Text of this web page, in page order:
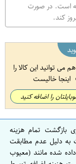
است. در صورت
کند.
می توانید این کالا را
اینجا خالیست
را اضافه کنید
بازگشت تمام هزینه
به دلیل عدم مطابقت
شده مانند (معیوب